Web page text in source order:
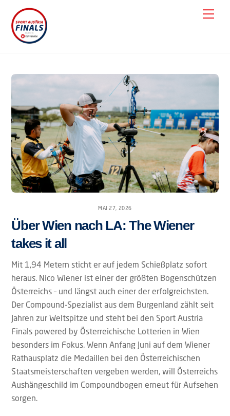
content
MAI 27, 2026
Über Wien nach LA: The Wiener
takes it all
Mit 1,94 Metern sticht er auf jedem Schießplatz sofort
heraus. Nico Wiener ist einer der größten Bogenschützen
Österreichs – und längst auch einer der erfolgreichsten.
Der Compound-Spezialist aus dem Burgenland zählt seit
Jahren zur Weltspitze und steht bei den Sport Austria
Finals powered by Österreichische Lotterien in Wien
besonders im Fokus. Wenn Anfang Juni auf dem Wiener
Rathausplatz die Medaillen bei den Österreichischen
Staatsmeisterschaften vergeben werden, will Österreichs
Aushängeschild im Compoundbogen erneut für Aufsehen
sorgen.